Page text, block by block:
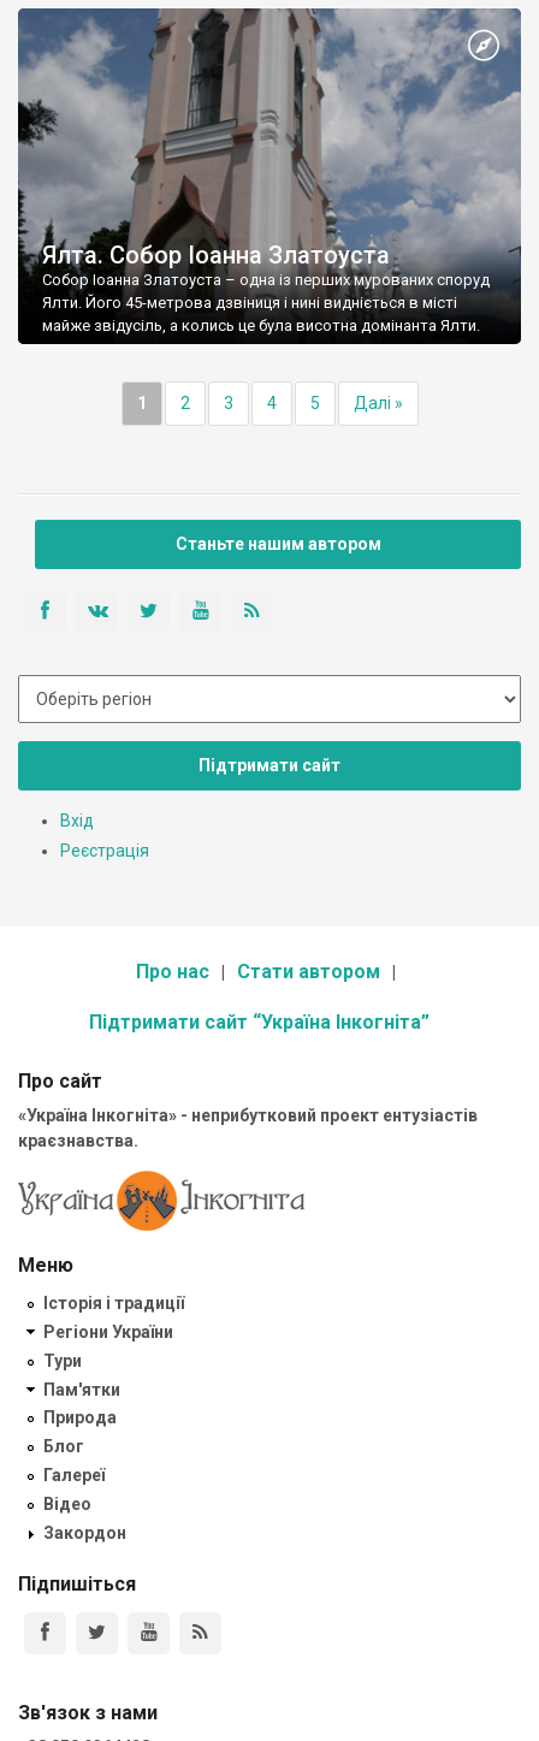
Ялта. Собор Іоанна Златоуста
Собор Іоанна Златоуста – одна із перших мурованих споруд
Ялти. Його 45-метрова дзвіниця і нині видніється в місті
майже звідусіль, а колись це була висотна домінанта Ялти.
1 2 3 4 5 Далі »
Станьте нашим автором
Підтримати сайт
Вхід
Реєстрація
Про нас Стати автором
Підтримати сайт “Україна Інкогніта”
Про сайт
«Україна Інкогніта» - неприбутковий проект ентузіастів
краєзнавства.
Меню
Історія і традиції
Регіони України
Тури
Пам'ятки
Природа
Блог
Галереї
Відео
Закордон
Підпишіться
Зв'язок з нами